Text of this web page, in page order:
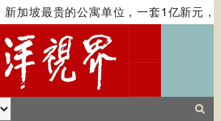
新加坡最贵的公寓单位，一套1亿新元，